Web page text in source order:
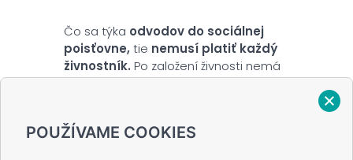
POUŽÍVAME COOKIES
Čo sa týka odvodov do sociálnej
poisťovne,tie nemusí platiť každý
živnostník. Po založení živnosti nemá
živnostník povinnosť registrovať sa v
Povinné platenie sociálneho poistenia